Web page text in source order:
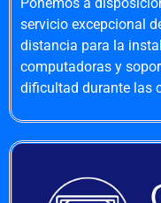
servicio excepcional
distancia para la
computadoras y
dificultad durante las